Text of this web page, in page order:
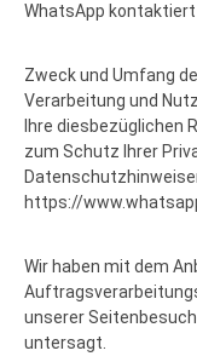
WhatsApp
Zweck und Umfang
Verarbeitung und
Ihre diesbezüglichen
zum Schutz Ihrer
https://
Wir haben mit dem
unserer
untersagt.